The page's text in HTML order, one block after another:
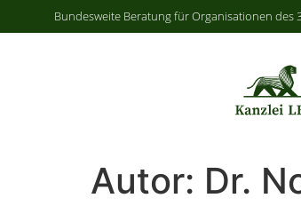
Bundesweite Beratung für Organisationen des
Autor: Dr.